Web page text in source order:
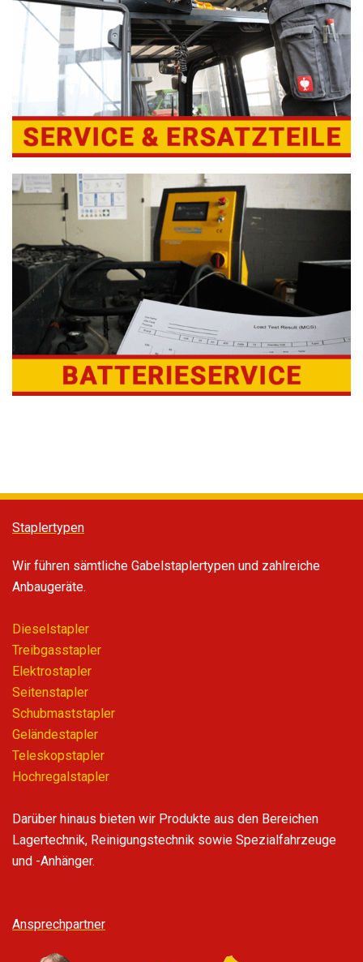
Staplertypen
Wir führen sämtliche Gabelstaplertypen und zahlreiche
Anbaugeräte.
Dieselstapler
Treibgasstapler
Elektrostapler
Seitenstapler
Schubmaststapler
Geländestapler
Teleskopstapler
Hochregalstapler
Darüber hinaus bieten wir Produkte aus den Bereichen
Lagertechnik, Reinigungstechnik sowie Spezialfahrzeuge
und -Anhänger.
Ansprechpartner